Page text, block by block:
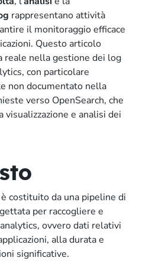
rappresentano attività
il monitoraggio efficace
Questo articolo
reale nella gestione dei log
con particolare
non documentato nella
verso OpenSearch, che
visualizzazione e analisi dei
costituito da una pipeline di
per raccogliere e
ovvero dati relativi
alla durata e
significative.